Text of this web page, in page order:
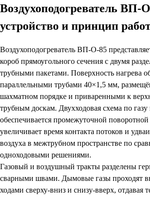
Воздухоподогреватель ВП-
устройство и принцип
Воздухоподогреватель ВП-О-85
короб прямоугольного сечения с двумя
трубными пакетами. Поверхность нагрева
параллельными трубами 40×1,5 мм,
шахматном порядке и приваренными к
трубным доскам. Двухходовая схема по газу
обеспечивается промежуточной
увеличивает время контакта потоков и
воздуха в межтрубном пространстве по
одноходовыми решениями.
Газовый и воздушный тракты разделены
сварными швами. Дымовые газы проходят
ходами сверху-вниз и снизу-вверх, отдавая